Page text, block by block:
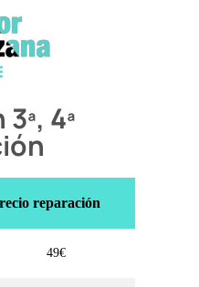
4ª
reparación
49€